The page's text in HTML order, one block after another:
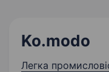
Ko.modo
Легка